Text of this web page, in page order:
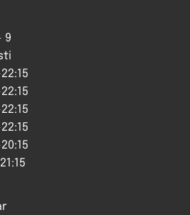
9